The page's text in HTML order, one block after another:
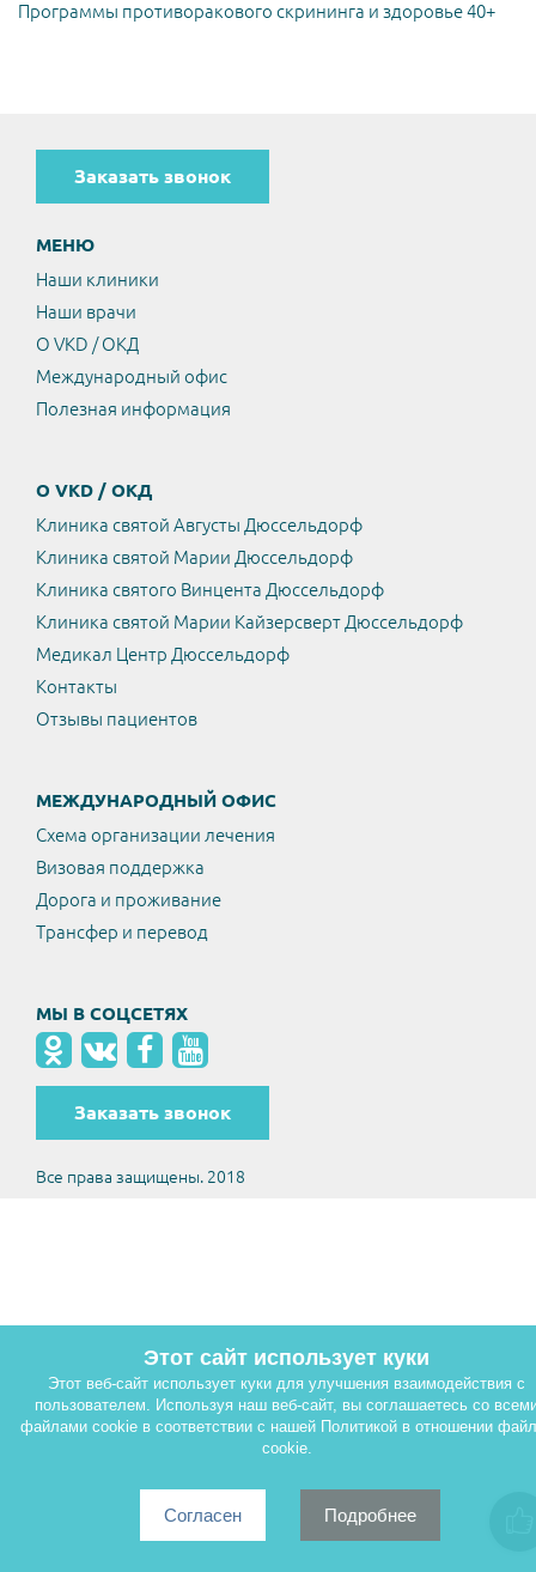
Программы противоракового скрининга и здоровье 40+
Заказать звонок
МЕНЮ
Наши клиники
Наши врачи
О VKD / ОКД
Международный офис
Полезная информация
О VKD / ОКД
Клиника святой Августы Дюссельдорф
Клиника святой Марии Дюссельдорф
Клиника святого Винцента Дюссельдорф
Клиника святой Марии Кайзерсверт Дюссельдорф
Медикал Центр Дюссельдорф
Контакты
Отзывы пациентов
МЕЖДУНАРОДНЫЙ ОФИС
Схема организации лечения
Визовая поддержка
Дорога и проживание
Трансфер и перевод
МЫ В СОЦСЕТЯХ
Заказать звонок
Все права защищены. 2018
Этот сайт использует куки
Этот веб-сайт использует куки для улучшения взаимодействия с
пользователем. Используя наш веб-сайт, вы соглашаетесь со
файлами cookie в соответствии с нашей Политикой в отношении
cookie.
Согласен Подробнее